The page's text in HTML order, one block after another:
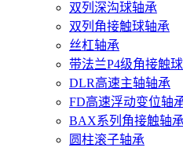
双列深沟球轴承
双列角接触球轴承
丝杠轴承
带法兰P4级角接触
DLR高速主轴轴承
FD高速浮动变位轴
BAX系列角接触轴承
圆柱滚子轴承